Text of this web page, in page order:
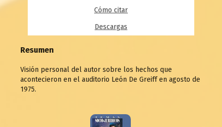
Cómo citar
Descargas
Resumen
Visión personal del autor sobre los hechos que
acontecieron en el auditorio León De Greiff en agosto de
1975.